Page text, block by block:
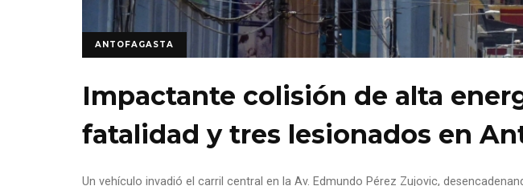
ANTOFAGASTA
Impactante colisión de alta
fatalidad y tres lesionados en
Un vehículo invadió el carril central en la Av. Edmundo Pérez Zujovic,